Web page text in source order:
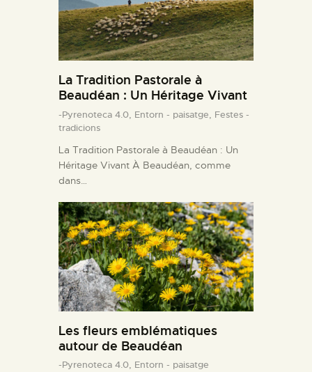
La Tradition Pastorale à
Beaudéan : Un Héritage Vivant
-Pyrenoteca 4.0, Entorn - paisatge, Festes -
tradicions
La Tradition Pastorale à Beaudéan : Un
Héritage Vivant À Beaudéan, comme
dans…
Les fleurs emblématiques
autour de Beaudéan
-Pyrenoteca 4.0, Entorn - paisatge